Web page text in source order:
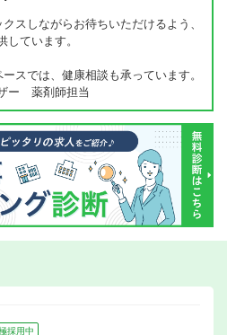
スしながらお待ちいただけるよう、
しています。
スでは、健康相談も承っています。
ー 薬剤師担当
採用中